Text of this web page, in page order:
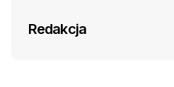
Redakcja